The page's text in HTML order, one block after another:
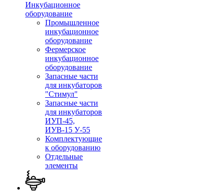
Инкубационное
оборудование
Промышленное
инкубационное
оборудование
Фермерское
инкубационное
оборудование
Запасные части
для инкубаторов
"Стимул"
Запасные части
для инкубаторов
ИУП-45,
ИУВ-15 У-55
Комплектующие
к оборудованию
Отдельные
элементы